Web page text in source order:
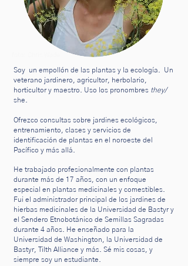
Soy un empollón de las plantas y la ecología.
Un
veterano jardinero, agricultor, herbolario,
horticultor y maestro.
Uso los pronombres they/
she.
Ofrezco consultas sobre jardines ecológicos,
entrenamiento, clases y servicios de
identificación de plantas en el noroeste del
Pacífico y más allá.
He trabajado profesionalmente con plantas
durante más de 17 años, con un enfoque
especial en plantas medicinales y comestibles.
Fui el administrador principal de los jardines de
hierbas medicinales de la Universidad de Bastyr y
el Sendero Etnobotánico de Semillas Sagradas
durante 4 años.
He enseñado para la
Universidad de Washington, la Universidad de
Bastyr, Tilth Alliance y más. Sé mis cosas, y
siempre soy un estudiante.